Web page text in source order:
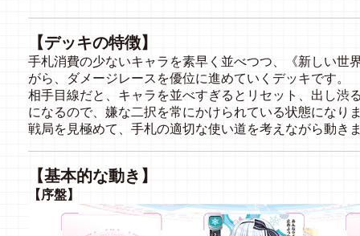
【デッキの特徴】
手札消費の少ないキャラを素早く並べつつ、《新しい世
がら、ダメージレースを優位に進めていくデッキです。
相手目線だと、キャラを並べすぎるとリセット、出し渋
になるので、嫌な二択を常にかけられている状態になり
戦局を見極めて、手札の適切な使い道を考えながら動き
【基本的な動き】
【序盤】